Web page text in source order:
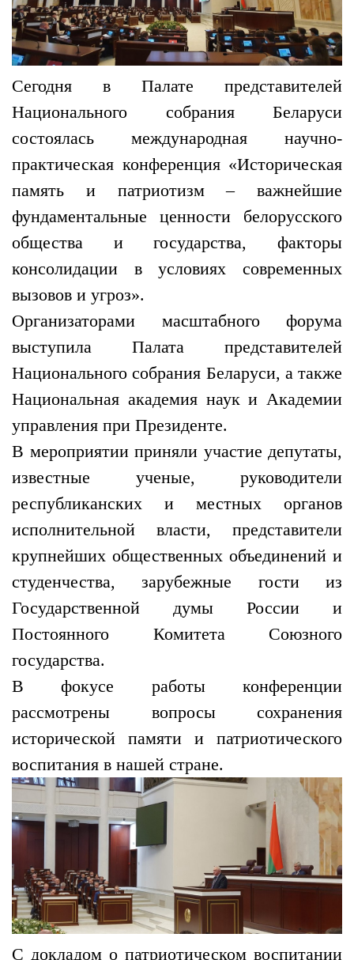
Сегодня в Палате представителей
Национального собрания Беларуси
состоялась международная научно-
практическая конференция «Историческая
память и патриотизм – важнейшие
фундаментальные ценности белорусского
общества и государства, факторы
консолидации в условиях современных
вызовов и угроз».
Организаторами масштабного форума
выступила Палата представителей
Национального собрания Беларуси, а также
Национальная академия наук и Академии
управления при Президенте.
В мероприятии приняли участие депутаты,
известные ученые, руководители
республиканских и местных органов
исполнительной власти, представители
крупнейших общественных объединений и
студенчества, зарубежные гости из
Государственной думы России и
Постоянного Комитета Союзного
государства.
В фокусе работы конференции
рассмотрены вопросы сохранения
исторической памяти и патриотического
воспитания в нашей стране.
С докладом о патриотическом воспитании